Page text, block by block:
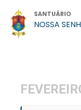
SANTUÁRIO
NOSSA